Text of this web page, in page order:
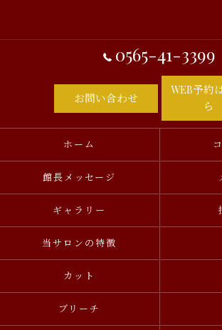
0565-41-3399
お問い合わせ
WEB予約
ら
ホーム
館長メッセージ
ギャラリー
当サロンの特徴
カット
ブリーチ